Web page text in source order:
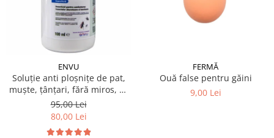
ENVU
Soluție anti ploșnițe de pat,
muște, țânțari, fără miros, K-
OTHRINE SC 7.5 Flow 100 ml
95,00 Lei
80,00 Lei
FERMĂ
Ouă false pentru găini
9,00 Lei